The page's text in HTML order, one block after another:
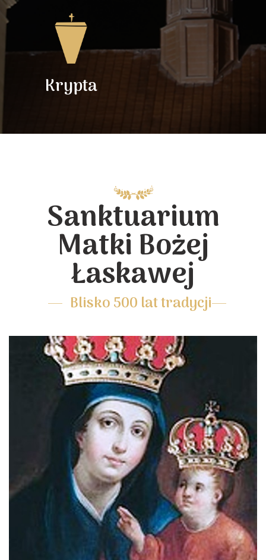
Krypta
Sanktuarium
Matki Bożej
Łaskawej
Blisko 500 lat tradycji